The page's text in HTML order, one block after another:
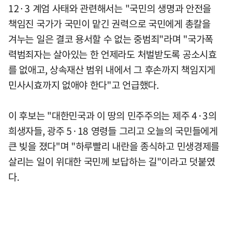
12·3 계엄 사태와 관련해서는 "국민의 생명과 안전을
책임진 국가가 국민이 맡긴 권력으로 국민에게 총칼을
겨누는 일은 결코 용서할 수 없는 중범죄"라며 "국가폭
력범죄자는 살아있는 한 언제라도 처벌받도록 공소시효
를 없애고, 상속재산 범위 내에서 그 후손까지 책임지게
민사시효까지 없애야 한다"고 언급했다.
이 후보는 "대한민국과 이 땅의 민주주의는 제주 4·3의
희생자들, 광주 5·18 영령들 그리고 오늘의 국민들에게
큰 빚을 졌다"며 "하루빨리 내란을 종식하고 민생경제를
살리는 일이 위대한 국민께 보답하는 길"이라고 덧붙였
다.